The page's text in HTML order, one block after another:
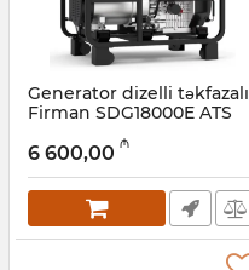
Generator dizelli təkfazalı
Firman SDG18000E ATS
Artikul: 022001036
6 600,00 ₼